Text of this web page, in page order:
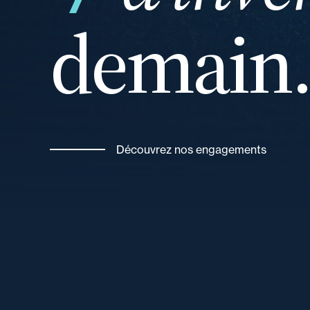
demain.
Découvrez nos engagements
votre